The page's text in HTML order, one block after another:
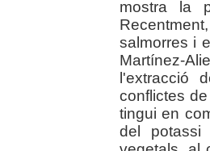
mostra la
salmorres i
Martínez-
l'extracció
conflictes
tingui en
del potassi